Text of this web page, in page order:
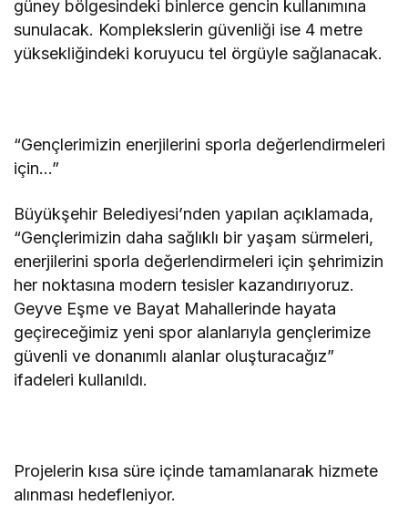
güney bölgesindeki binlerce gencin kullanımına
sunulacak. Komplekslerin güvenliği ise 4 metre
yüksekliğindeki koruyucu tel örgüyle sağlanacak.
“Gençlerimizin enerjilerini sporla değerlendirmeleri
için…”
Büyükşehir Belediyesi’nden yapılan açıklamada,
“Gençlerimizin daha sağlıklı bir yaşam sürmeleri,
enerjilerini sporla değerlendirmeleri için şehrimizin
her noktasına modern tesisler kazandırıyoruz.
Geyve Eşme ve Bayat Mahallerinde hayata
geçireceğimiz yeni spor alanlarıyla gençlerimize
güvenli ve donanımlı alanlar oluşturacağız”
ifadeleri kullanıldı.
Projelerin kısa süre içinde tamamlanarak hizmete
alınması hedefleniyor.